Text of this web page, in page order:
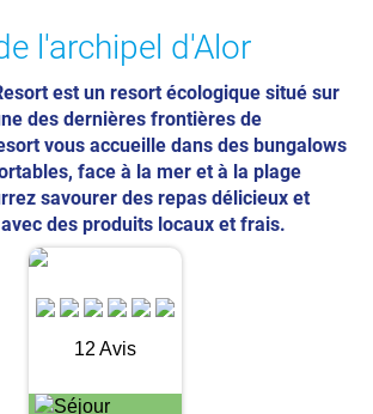
l'archipel d'Alor
est un resort écologique situé sur
des dernières frontières de
vous accueille dans des bungalows
face à la mer et à la plage
savourer des repas délicieux et
des produits locaux et frais.
12 Avis